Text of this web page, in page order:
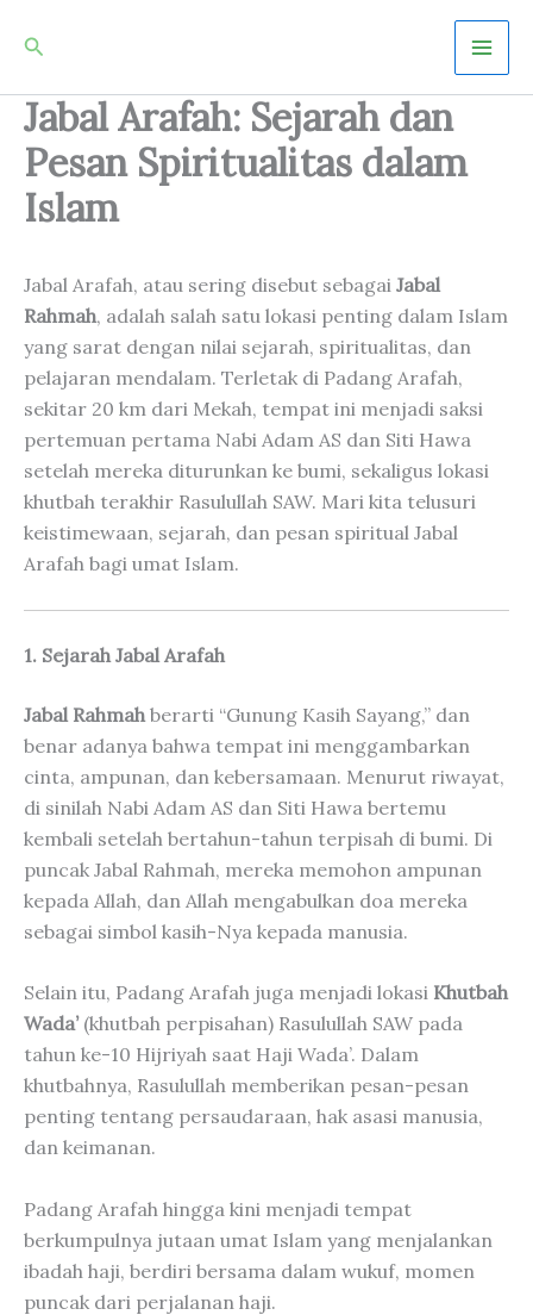
Search
Jabal Arafah: Sejarah dan
Pesan Spiritualitas dalam
Islam
Jabal Arafah, atau sering disebut sebagai Jabal
Rahmah, adalah salah satu lokasi penting dalam Islam
yang sarat dengan nilai sejarah, spiritualitas, dan
pelajaran mendalam. Terletak di Padang Arafah,
sekitar 20 km dari Mekah, tempat ini menjadi saksi
pertemuan pertama Nabi Adam AS dan Siti Hawa
setelah mereka diturunkan ke bumi, sekaligus lokasi
khutbah terakhir Rasulullah SAW. Mari kita telusuri
keistimewaan, sejarah, dan pesan spiritual Jabal
Arafah bagi umat Islam.
1. Sejarah Jabal Arafah
Jabal Rahmah berarti “Gunung Kasih Sayang,” dan
benar adanya bahwa tempat ini menggambarkan
cinta, ampunan, dan kebersamaan. Menurut riwayat,
di sinilah Nabi Adam AS dan Siti Hawa bertemu
kembali setelah bertahun-tahun terpisah di bumi. Di
puncak Jabal Rahmah, mereka memohon ampunan
kepada Allah, dan Allah mengabulkan doa mereka
sebagai simbol kasih-Nya kepada manusia.
Selain itu, Padang Arafah juga menjadi lokasi Khutbah
Wada’(khutbah perpisahan) Rasulullah SAW pada
tahun ke-10 Hijriyah saat Haji Wada’. Dalam
khutbahnya, Rasulullah memberikan pesan-pesan
penting tentang persaudaraan, hak asasi manusia,
dan keimanan.
Padang Arafah hingga kini menjadi tempat
berkumpulnya jutaan umat Islam yang menjalankan
ibadah haji, berdiri bersama dalam wukuf, momen
puncak dari perjalanan haji.